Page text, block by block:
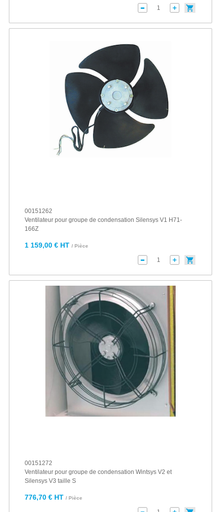
00151262
Ventilateur pour groupe de condensation Silensys V1 H71-
166Z
1 159,00 € HT / Pièce
00151272
Ventilateur pour groupe de condensation Wintsys V2 et
Silensys V3 taille S
776,70 € HT / Pièce